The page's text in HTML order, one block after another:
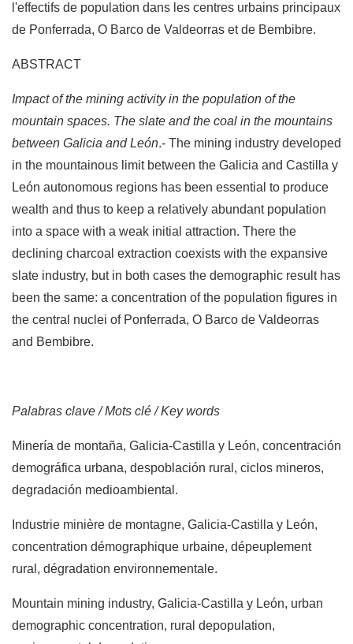
l'effectifs de population dans les centres urbains principaux
de Ponferrada, O Barco de Valdeorras et de Bembibre.
ABSTRACT
Impact of the mining activity in the population of the
mountain spaces. The slate and the coal in the mountains
between Galicia and León.- The mining industry developed
in the mountainous limit between the Galicia and Castilla y
León autonomous regions has been essential to produce
wealth and thus to keep a relatively abundant population
into a space with a weak initial attraction. There the
declining charcoal extraction coexists with the expansive
slate industry, but in both cases the demographic result has
been the same: a concentration of the population figures in
the central nuclei of Ponferrada, O Barco de Valdeorras
and Bembibre.
Palabras clave / Mots clé / Key words
Minería de montaña, Galicia-Castilla y León, concentración
demográfica urbana, despoblación rural, ciclos mineros,
degradación medioambiental.
Industrie minière de montagne, Galicia-Castilla y León,
concentration démographique urbaine, dépeuplement
rural, dégradation environnementale.
Mountain mining industry, Galicia-Castilla y León, urban
demographic concentration, rural depopulation,